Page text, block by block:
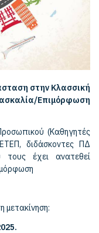
στην Κλασσική
Επιμόρφωση
(Καθηγητές
διδάσκοντες ΠΔ
τους έχει ανατεθεί
μετακίνηση: